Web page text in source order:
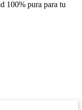
100% pura para tu